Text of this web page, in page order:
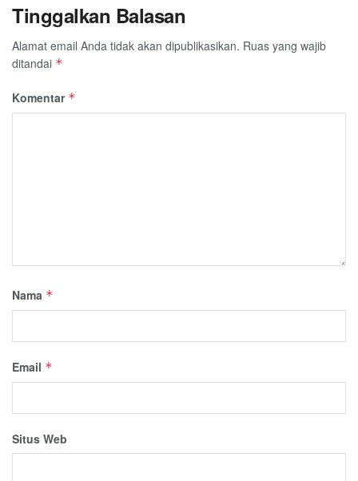
Tinggalkan Balasan
Alamat email Anda tidak akan dipublikasikan. Ruas yang wajib
ditandai *
Komentar *
Nama *
Email *
Situs Web